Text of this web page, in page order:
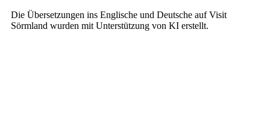
Die Übersetzungen ins Englische und Deutsche auf Visit
Sörmland wurden mit Unterstützung von KI erstellt.